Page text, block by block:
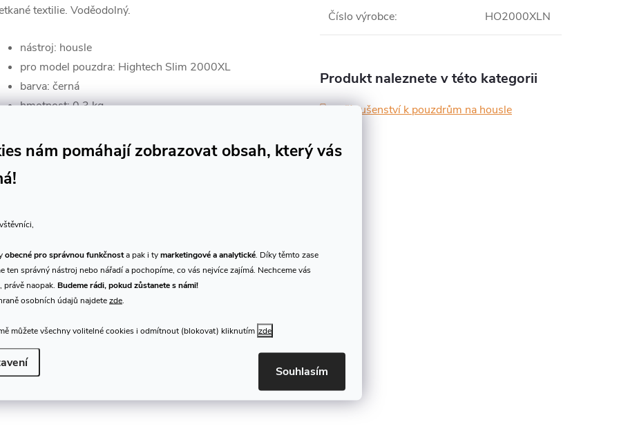
nám pomáhají zobrazovat obsah, který vás
obecné pro správnou funkčnosta pak i tymarketingové a analytické . Díky těmto zase
ten správný nástroj nebo nářadí a pochopíme, co vás nejvíce zajímá. Nechceme vás
právě naopak. Budeme rádi, pokud zůstanete s námi!
osobních údajů najdetezde
můžete všechny volitelné cookies i odmítnout (blokovat) kliknutím zde
Souhlasím
textilie. Voděodolný.
nástroj: housle
pro model pouzdra: Hightech Slim 2000XL
barva: černá
hmotnost: 0,3 kg
Číslo výrobce: HO2000XLN
Produkt naleznete v této kategorii
Příslušenství k pouzdrům na housle